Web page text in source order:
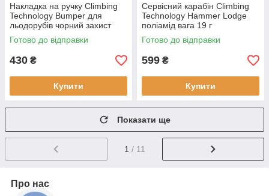
Накладка на ручку Climbing
Technology Bumper для
льодорубів чорний захист
пальців (103337ALP) новий
матеріал пластмаса
Готово до відправки
430 ₴
Купити
Сервісний карабін Climbing
Technology Hammer Lodge
поліамід вага 19 г
максимальне навантаження
5 кг (103339ALP) чорний
Готово до відправки
599 ₴
Купити
Показати ще
1 / 11
Про нас